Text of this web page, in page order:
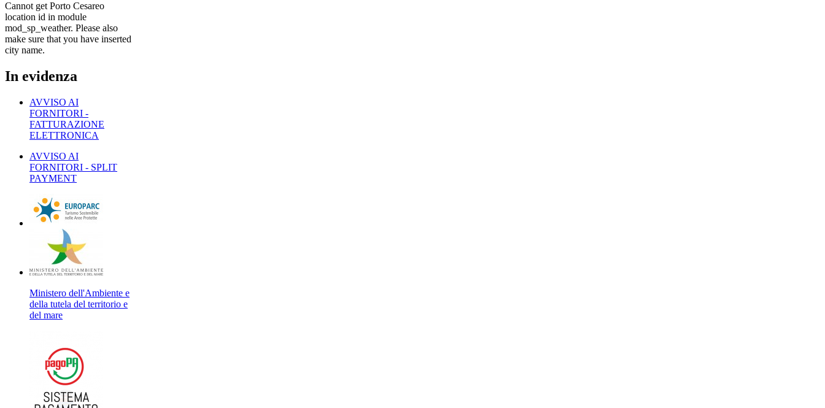
Cannot get Porto Cesareo
location id in module
mod_sp_weather. Please also
make sure that you have inserted
city name.
In evidenza
AVVISO AI
FORNITORI -
FATTURAZIONE
ELETTRONICA
AVVISO AI
FORNITORI - SPLIT
PAYMENT
Ministero dell'Ambiente e
della tutela del territorio e
del mare